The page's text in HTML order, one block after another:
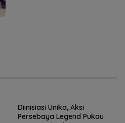
Diinisiasi Unika, Aksi
Persebaya Legend Pukau